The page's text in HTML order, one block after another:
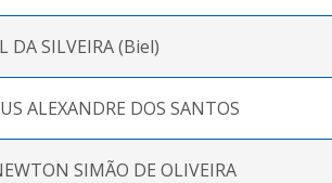
DA SILVEIRA (Biel)
ALEXANDRE DOS SANTOS
SIMÃO DE OLIVEIRA